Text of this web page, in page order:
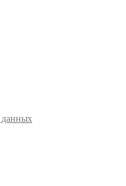
данных